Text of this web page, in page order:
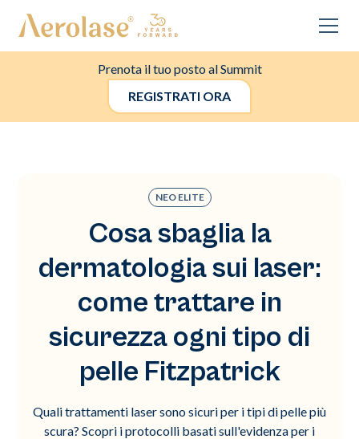
Prenota il tuo posto al Summit
REGISTRATI ORA
NEO ELITE
Cosa sbaglia la
dermatologia sui laser:
come trattare in
sicurezza ogni tipo di
pelle Fitzpatrick
Quali trattamenti laser sono sicuri per i tipi di pelle più
scura? Scopri i protocolli basati sull'evidenza per i